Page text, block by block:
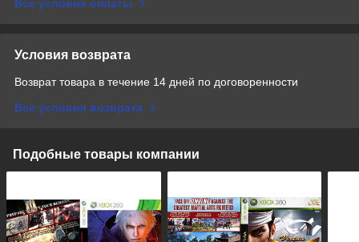
Все условия оплаты
Условия возврата
Возврат товара в течение 14 дней по договоренности
Все условия возврата
Подобные товары компании